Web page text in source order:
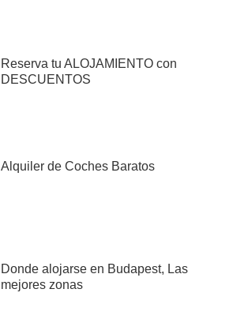
Reserva tu ALOJAMIENTO con
DESCUENTOS
Alquiler de Coches Baratos
Donde alojarse en Budapest, Las
mejores zonas